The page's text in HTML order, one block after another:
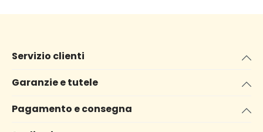
Servizio clienti
Garanzie e tutele
Pagamento e consegna